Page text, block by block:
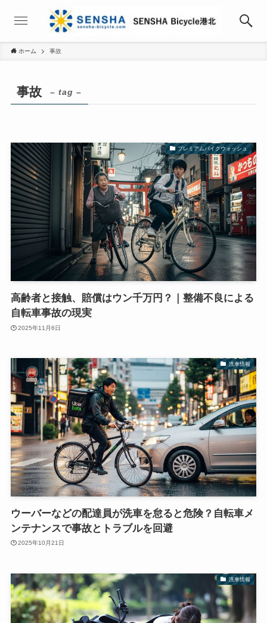
ホーム 事故
事故 – tag –
プレミアムバイクウォッシュ
高齢者と接触、賠償はウン千万円？｜整備不良による
自転車事故の現実
2025年11月6日
洗車情報
ウーバーなどの配達員が洗車を怠ると危険？自転車メ
ンテナンスで事故とトラブルを回避
2025年10月21日
洗車情報